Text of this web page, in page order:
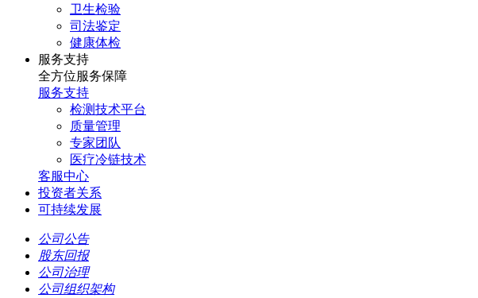
卫生检验
司法鉴定
健康体检
服务支持
全方位服务保障
服务支持
检测技术平台
质量管理
专家团队
医疗冷链技术
客服中心
投资者关系
可持续发展
公司公告
股东回报
公司治理
公司组织架构